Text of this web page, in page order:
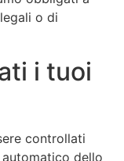
o di
i tuoi
controllati
dello